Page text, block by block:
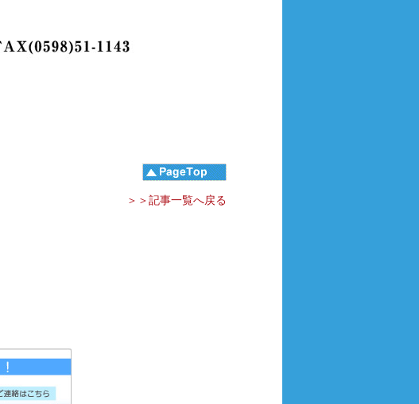
＞＞記事一覧へ戻る